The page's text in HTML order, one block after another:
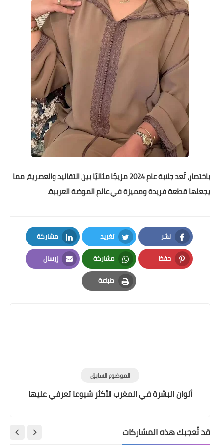
باختصار، تُعد جلابة عام 2024 مزيجًا مثاليًا بين التقاليد والعصرية، مما
يجعلها قطعة فريدة ومميزة في عالم الموضة العربية.
نشر
Facebook
تغريد
Twitter
مشاركة
LinkedIn
حفظ
Pinterest
مشاركة
Whatsapp
إرسال
Email
طباعة
Print
الموضوع السابق
ألوان البشرة في المغرب الأكثر شيوعا تعرفي عليها
قد تُعجبك هذه المشاركات